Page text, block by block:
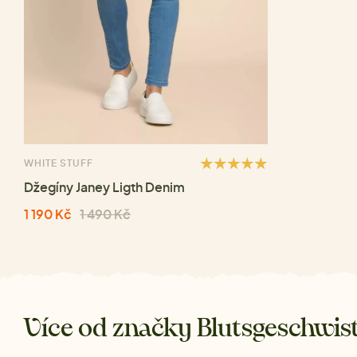
WHITE STUFF
Džegíny Janey Ligth Denim
1 190 Kč 1 490 Kč
Více od značky